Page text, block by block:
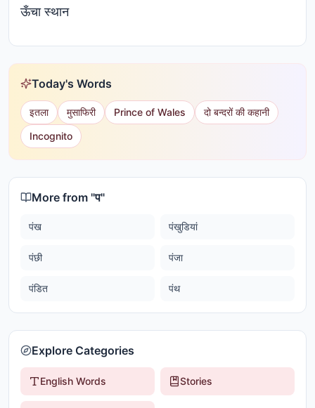
ऊँचा स्थान
Today's Words
इतला मुसाफिरी Prince of Wales
दो बन्दरों की कहानी
Incognito
More from "प"
पंख पंखुडियां
पंछी पंजा
पंडित पंथ
Explore Categories
English Words Stories